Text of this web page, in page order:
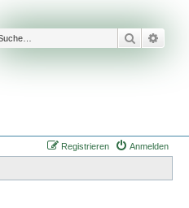
Suche
Anmelden
Registrieren